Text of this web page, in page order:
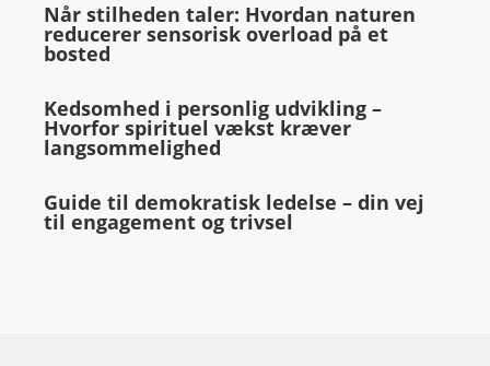
Når stilheden taler: Hvordan naturen
reducerer sensorisk overload på et
bosted
Kedsomhed i personlig udvikling –
Hvorfor spirituel vækst kræver
langsommelighed
Guide til demokratisk ledelse – din vej
til engagement og trivsel